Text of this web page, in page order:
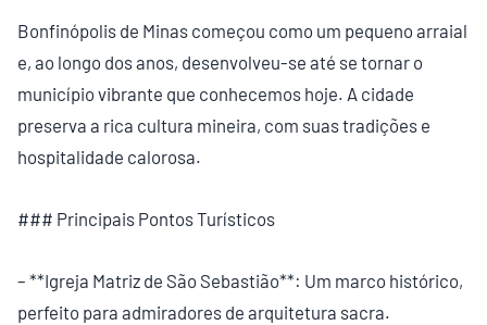
Bonfinópolis de Minas começou como um pequeno arraial
e, ao longo dos anos, desenvolveu-se até se tornar o
município vibrante que conhecemos hoje. A cidade
preserva a rica cultura mineira, com suas tradições e
hospitalidade calorosa.
### Principais Pontos Turísticos
– **Igreja Matriz de São Sebastião**: Um marco histórico,
perfeito para admiradores de arquitetura sacra.